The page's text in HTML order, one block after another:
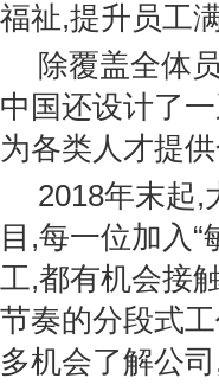
福祉,提升员工
除覆盖全体
中国还设计了
为各类人才提
2018年末起,
目,每一位加入
工,都有机会接
节奏的分段式
多机会了解公司